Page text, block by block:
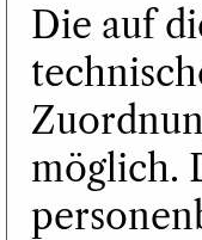
Die auf
möglich.